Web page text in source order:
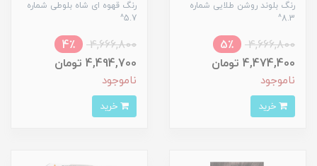
رنگ بلوند روشن طلایی شماره
8.3^
4,666,800
5٪
4,474,400 تومان
ناموجود
رنگ قهوه ای شاه بلوطی شماره
5.7^
4,666,800
4٪
4,494,700 تومان
ناموجود